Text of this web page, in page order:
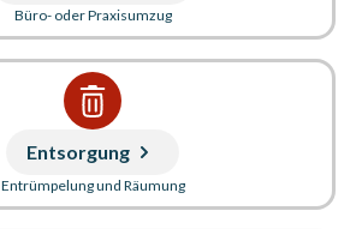
Büro- oder Praxisumzug
Entsorgung
Entrümpelung und Räumung